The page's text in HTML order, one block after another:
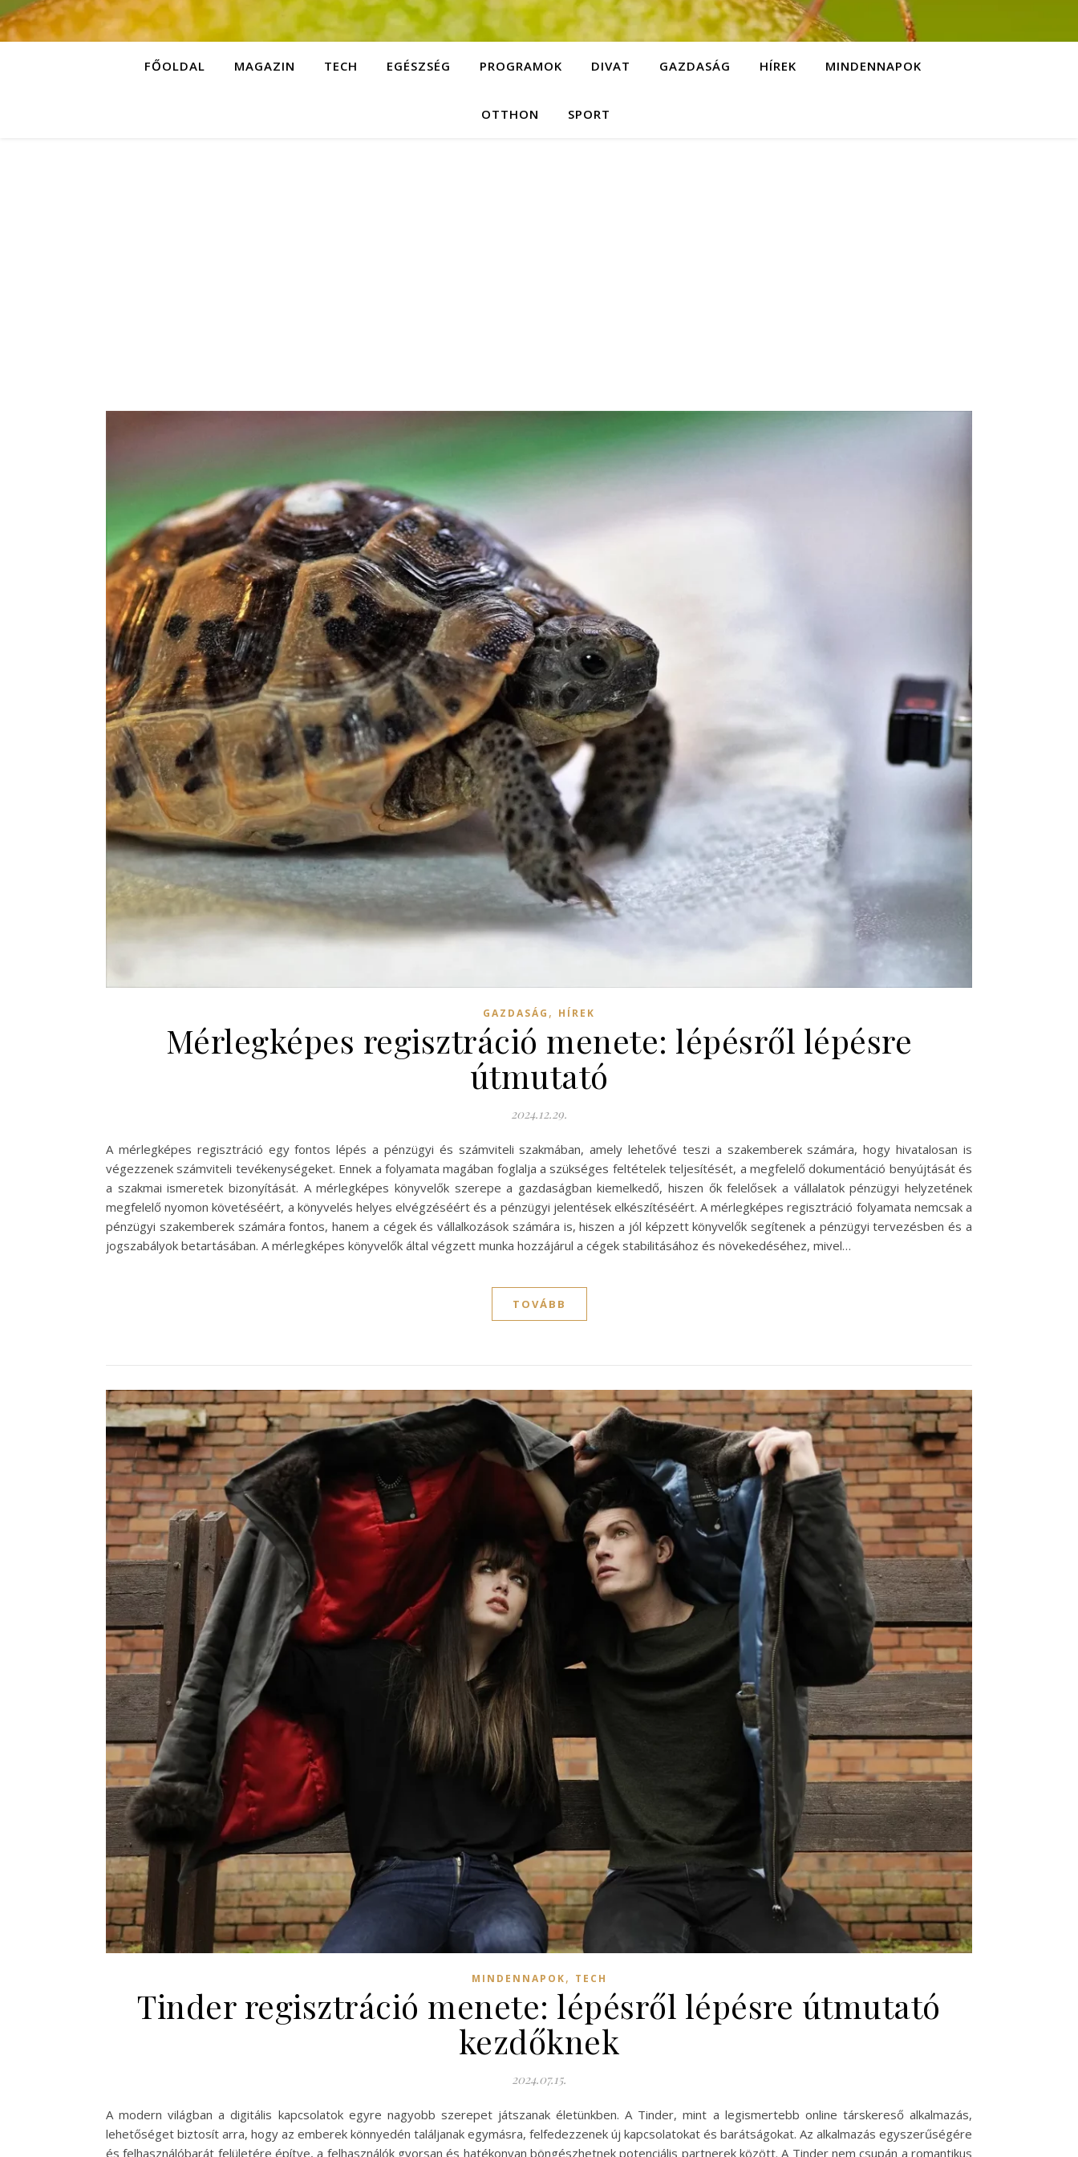
FŐOLDAL MAGAZIN TECH EGÉSZSÉG PROGRAMOK DIVAT GAZDASÁG HÍREK MINDENNAPOK
OTTHON SPORT
GAZDASÁG , HÍREK
Mérlegképes regisztráció menete: lépésről lépésre
útmutató
2024.12.29.
A mérlegképes regisztráció egy fontos lépés a pénzügyi és számviteli szakmában, amely lehetővé teszi a szakemberek számára, hogy hivatalosan is
végezzenek számviteli tevékenységeket. Ennek a folyamata magában foglalja a szükséges feltételek teljesítését, a megfelelő dokumentáció benyújtását és
a szakmai ismeretek bizonyítását. A mérlegképes könyvelők szerepe a gazdaságban kiemelkedő, hiszen ők felelősek a vállalatok pénzügyi helyzetének
megfelelő nyomon követéséért, a könyvelés helyes elvégzéséért és a pénzügyi jelentések elkészítéséért. A mérlegképes regisztráció folyamata nemcsak a
pénzügyi szakemberek számára fontos, hanem a cégek és vállalkozások számára is, hiszen a jól képzett könyvelők segítenek a pénzügyi tervezésben és a
jogszabályok betartásában. A mérlegképes könyvelők által végzett munka hozzájárul a cégek stabilitásához és növekedéséhez, mivel…
TOVÁBB
MINDENNAPOK, TECH
Tinder regisztráció menete: lépésről lépésre útmutató
kezdőknek
2024.07.15.
A modern világban a digitális kapcsolatok egyre nagyobb szerepet játszanak életünkben. A Tinder, mint a legismertebb online társkereső alkalmazás,
lehetőséget biztosít arra, hogy az emberek könnyedén találjanak egymásra, felfedezzenek új kapcsolatokat és barátságokat. Az alkalmazás egyszerűségére
és felhasználóbarát felületére építve, a felhasználók gyorsan és hatékonyan böngészhetnek potenciális partnerek között. A Tinder nem csupán a romantikus